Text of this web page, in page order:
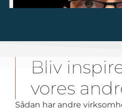
Bliv
vores
Sådan har andre